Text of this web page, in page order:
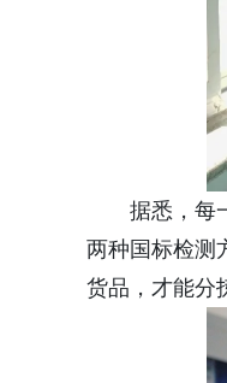
据悉，每
两种国标检测
货品，才能分